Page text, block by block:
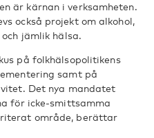
är kärnan i verksamheten.
också projekt om alkohol,
jämlik hälsa.
på folkhälsopolitikens
samt på
Det nya mandatet
för icke-smittsamma
område, berättar